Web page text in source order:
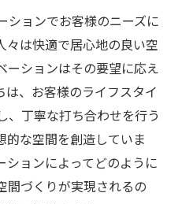
ションでお客様のニーズに
々は快適で居心地の良い空
ーションはその要望に応え
は、お客様のライフスタイ
、丁寧な打ち合わせを行う
的な空間を創造していま
ションによってどのように
間づくりが実現されるの